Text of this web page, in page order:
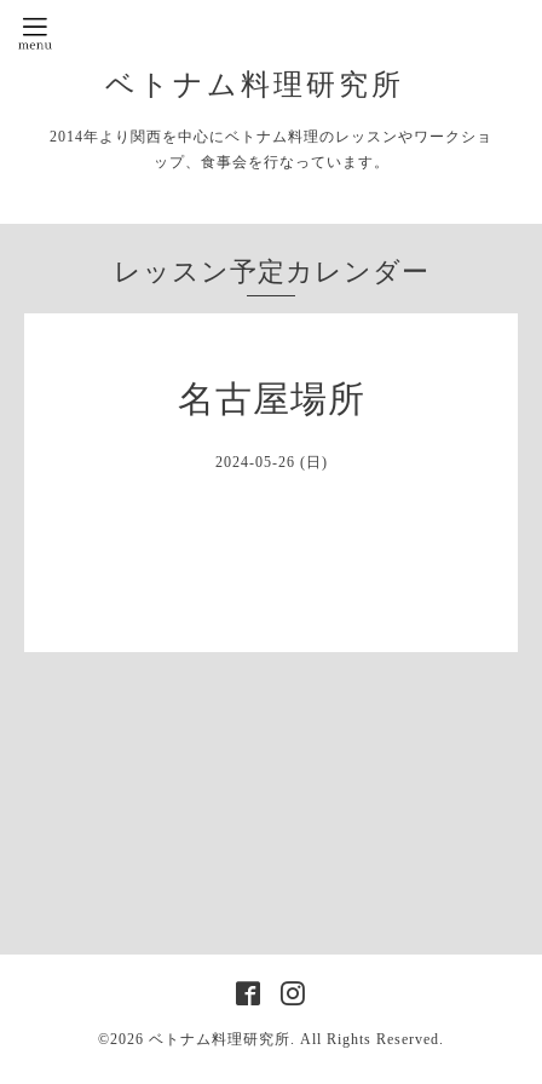
ベトナム料理研究所
2014年より関西を中心にベトナム料理のレッスンやワークショ
ップ、食事会を行なっています。
レッスン予定カレンダー
名古屋場所
2024-05-26 (日)
©2026 ベトナム料理研究所. All Rights Reserved.